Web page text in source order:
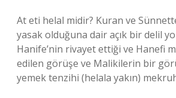
At eti helal midir? Kuran ve
yasak olduğuna dair açık bir delil
Hanife’nin rivayet ettiği ve Hanefi
edilen görüşe ve Malikilerin bir
yemek tenzihi (helala yakın)